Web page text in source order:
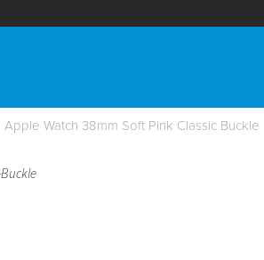
Apple Watch 38mm Soft Pink Classic Buckle